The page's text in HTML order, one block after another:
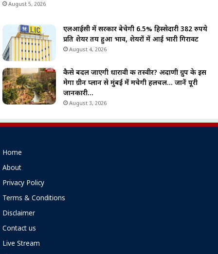
August 5, 2026
एलआईसी में सरकार बेचेगी 6.5% हिस्सेदारी 382 रुपये
प्रति शेयर तय हुआ भाव, शेयरों में आई भारी गिरावट
August 4, 2026
कैसे बदल जाएगी धारावी की तस्वीर? अदाणी ग्रुप के इस
मेगा ग्रीन प्लान से मुंबई में मचेगी हलचल… जानें पूरी
जानकारी…
August 3, 2026
Home
About
Privacy Policy
Terms & Conditions
Disclaimer
Contact us
Live Stream